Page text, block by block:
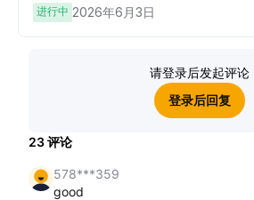
进行中 2026年6月3日
请登录后发起评论
登录后回复
23评论
578***359
good